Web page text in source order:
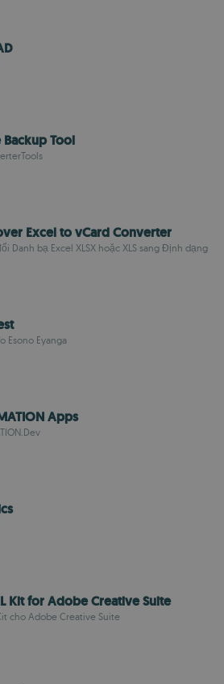
Backup Tool
Excel to vCard Converter
Danh bạ Excel XLSX hoặc XLS sang Định dạng
Esono Eyanga
Apps
Kit for Adobe Creative Suite
cho Adobe Creative Suite